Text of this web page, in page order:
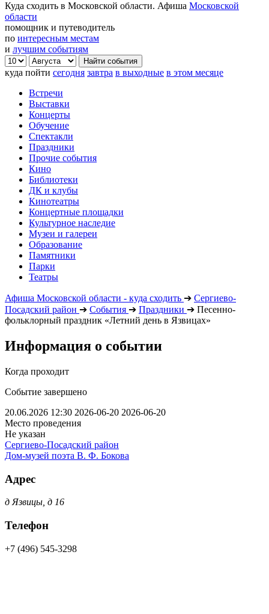
Куда сходить в Московской области. Афиша Московской
области
помощник и путеводитель
по интересным местам
и лучшим событиям
куда пойти сегодня завтра в выходные в этом месяце
Встречи
Выставки
Концерты
Обучение
Спектакли
Праздники
Прочие события
Кино
Библиотеки
ДК и клубы
Кинотеатры
Концертные площадки
Культурное наследие
Музеи и галереи
Образование
Памятники
Парки
Театры
Афиша Московской области - куда сходить ➔ Сергиево-
Посадский район ➔ События ➔ Праздники ➔ Песенно-
фольклорный праздник «Летний день в Язвицах»
Информация о событии
Когда проходит
Событие завершено
20.06.2026 12:30 2026-06-20 2026-06-20
Место проведения
Не указан
Сергиево-Посадский район
Дом-музей поэта В. Ф. Бокова
Адрес
д Язвицы, д 16
Телефон
+7 (496) 545-3298